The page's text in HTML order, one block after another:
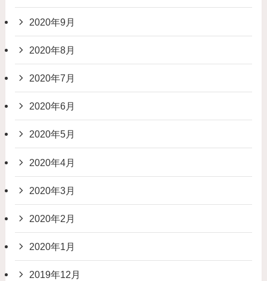
2020年9月
2020年8月
2020年7月
2020年6月
2020年5月
2020年4月
2020年3月
2020年2月
2020年1月
2019年12月